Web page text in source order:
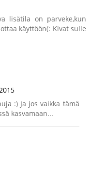
lisätila on parveke,kun
käyttöön(: Kivat sulle
:) Ja jos vaikka tämä
kasvamaan...